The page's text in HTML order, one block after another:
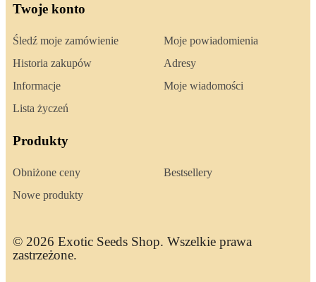
Twoje konto
Śledź moje zamówienie
Historia zakupów
Informacje
Lista życzeń
Moje powiadomienia
Adresy
Moje wiadomości
Produkty
Obniżone ceny
Nowe produkty
Bestsellery
© 2026 Exotic Seeds Shop. Wszelkie prawa
zastrzeżone.